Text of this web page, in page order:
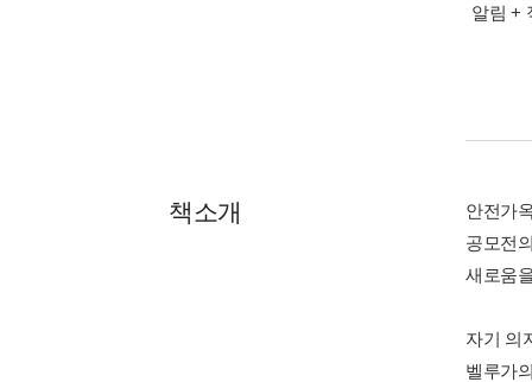
알림 +
책소개
안전가
공모전
새로움
자기 의
벨루가